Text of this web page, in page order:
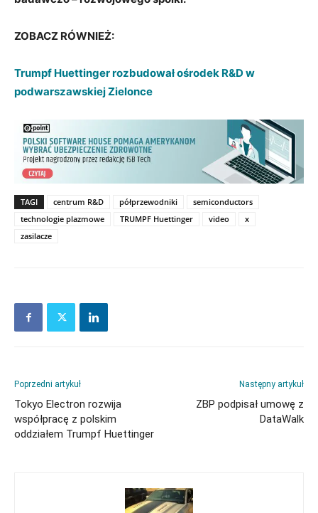
ZOBACZ RÓWNIEŻ:
Trumpf Huettinger rozbudował ośrodek R&D w
podwarszawskiej Zielonce
TAGI centrum R&D półprzewodniki
semiconductors
technologie plazmowe
TRUMPF Huettinger video
x
zasilacze
Poprzedni artykuł
Tokyo Electron rozwija
współpracę z polskim
oddziałem Trumpf Huettinger
Następny artykuł
ZBP podpisał umowę z
DataWalk